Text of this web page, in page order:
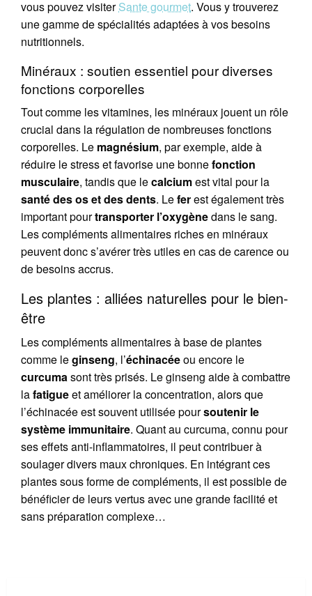
vous pouvez visiterSante gourmet. Vous y trouverez
une gamme de spécialités adaptées à vos besoins
nutritionnels.
Minéraux : soutien essentiel pour diverses
fonctions corporelles
Tout comme les vitamines, les minéraux jouent un rôle
crucial dans la régulation de nombreuses fonctions
corporelles. Le magnésium, par exemple, aide à
réduire le stress et favorise une bonnefonction
musculaire, tandis que lecalciumest vital pour la
santé des os et des dents. Leferest également très
important pourtransporter l’oxygènedans le sang.
Les compléments alimentaires riches en minéraux
peuvent donc s’avérer très utiles en cas de carence ou
de besoins accrus.
Les plantes : alliées naturelles pour le bien-
être
Les compléments alimentaires à base de plantes
comme leginseng, l’échinacéeou encore le
curcumasont très prisés. Le ginseng aide à combattre
lafatigueet améliorer la concentration, alors que
l’échinacée est souvent utilisée poursoutenir le
système immunitaire. Quant au curcuma, connu pour
ses effets anti-inflammatoires, il peut contribuer à
soulager divers maux chroniques. En intégrant ces
plantes sous forme de compléments, il est possible de
bénéficier de leurs vertus avec une grande facilité et
sans préparation complexe…